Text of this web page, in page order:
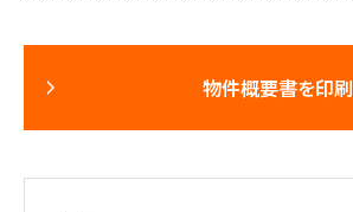
物件概要書を印刷